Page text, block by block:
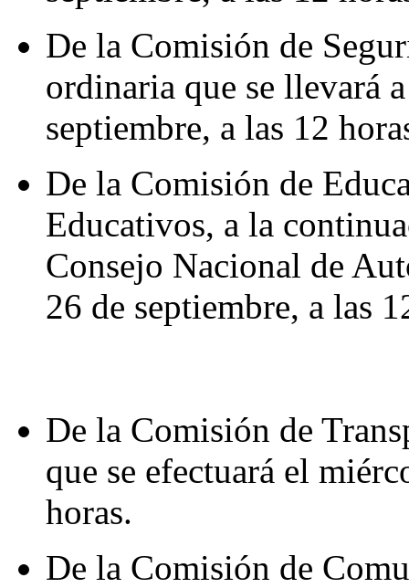
De la Comisión de
ordinaria que se llevará
septiembre, a las 12
De la Comisión de
Educativos, a la
Consejo Nacional de
26 de septiembre, a las
De la Comisión de
que se efectuará el
horas.
De la Comisión de